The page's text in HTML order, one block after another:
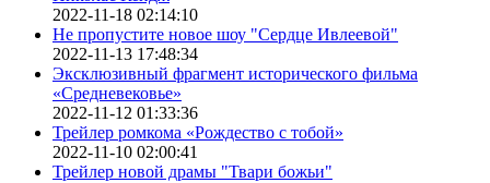
2022-11-18 02:14:10
Не пропустите новое шоу "Сердце Ивлеевой"
2022-11-13 17:48:34
Эксклюзивный фрагмент исторического фильма
«Средневековье»
2022-11-12 01:33:36
Трейлер ромкома «Рождество с тобой»
2022-11-10 02:00:41
Трейлер новой драмы "Твари божьи"